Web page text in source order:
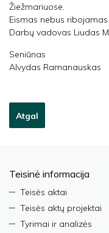
Žiežmariuose.
Eismas nebus ribojamas.
Darbų vadovas Liudas
Seniūnas
Alvydas Ramanauskas
Atgal
Teisinė informacija
Teisės aktai
Teisės aktų projektai
Tyrimai ir analizės